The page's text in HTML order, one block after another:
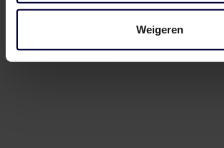
Weigeren
Dozen – Varken